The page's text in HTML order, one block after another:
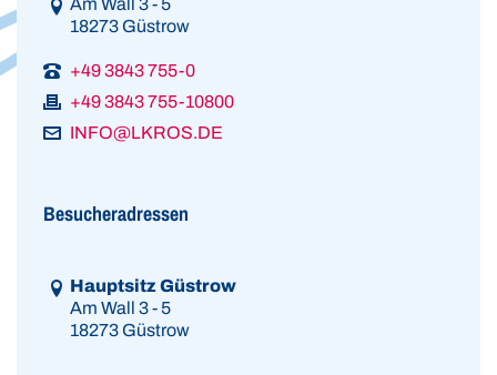
18273 Güstrow
+49 3843 755-0
+49 3843 755-10800
INFO@LKROS.DE
Besucheradressen
Link zur Google-Maps Navigation
Hauptsitz Güstrow
Am Wall 3 - 5
18273 Güstrow